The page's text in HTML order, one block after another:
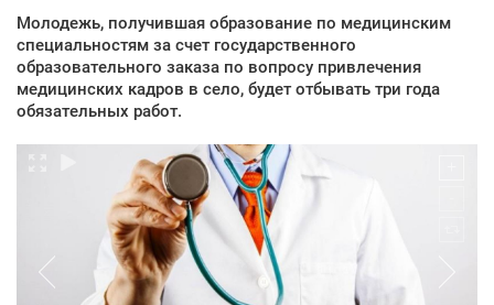
Молодежь, получившая образование по медицинским
специальностям за счет государственного
образовательного заказа по вопросу привлечения
медицинских кадров в село, будет отбывать три года
обязательных работ.